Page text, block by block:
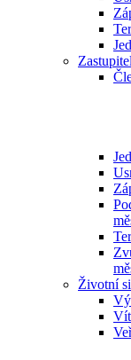
Životní